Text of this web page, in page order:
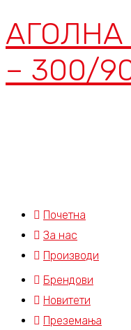
– 300/
Почетна
За нас
Производи
Брендови
Новитети
Преземања